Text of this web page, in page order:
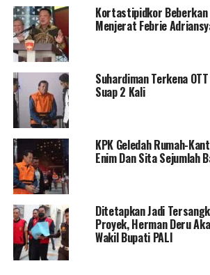
Kortastipidkor Beberkan
Menjerat Febrie
Suhardiman Terkena
Suap 2 Kali
KPK Geledah Rumah-
Enim Dan Sita Sejumlah
Ditetapkan Jadi
Proyek, Herman Deru
Wakil Bupati PALI